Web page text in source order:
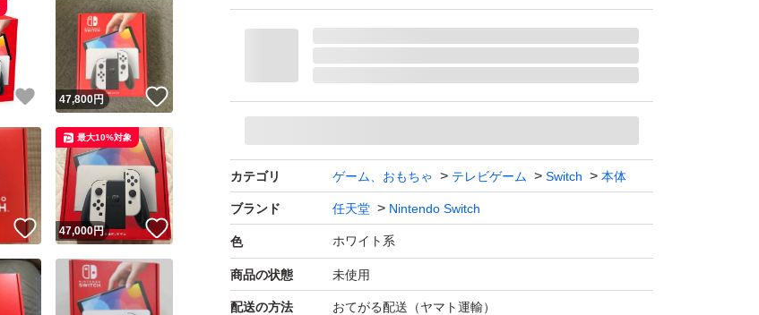
して発送します。新品のため、もちろん汚れや傷がありません。
問い合わせをお願いします。
※値下げ不可です。
カテゴリ ゲーム、おもちゃ テレビゲーム Switch 本体
ブランド 任天堂 Nintendo Switch
色 ホワイト系
商品の状態 未使用
配送の方法 おてがる配送（ヤマト運輸）
いいね！
47,800円
いいね！
47,000円 いいね！
最大10%対象